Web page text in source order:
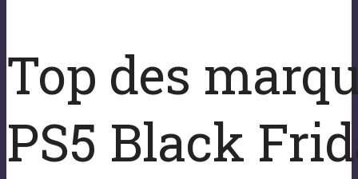
Top des
PS5 Black